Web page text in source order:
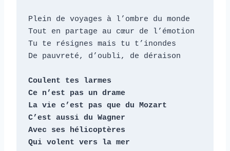
Plein de voyages à l’ombre du monde
Tout en partage au cœur de l’émotion
Tu te résignes mais tu t’inondes
De pauvreté, d’oubli, de déraison
Coulent tes larmes
Ce n’est pas un drame
La vie c’est pas que du Mozart
C’est aussi du Wagner
Avec ses hélicoptères
Qui volent vers la mer